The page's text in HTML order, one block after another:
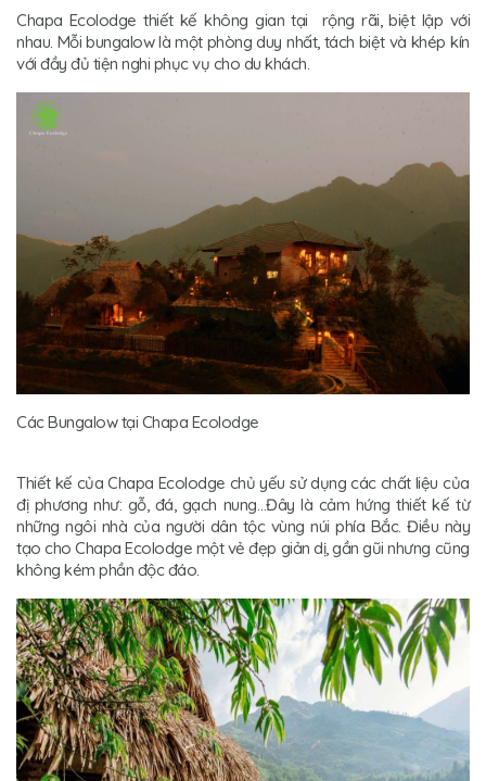
Chapa Ecolodge thiết kế không gian tại rộng rãi, biệt lập với
nhau. Mỗi bungalow là một phòng duy nhất, tách biệt và khép kín
với đầy đủ tiện nghi phục vụ cho du khách.
Các Bungalow tại Chapa Ecolodge
Thiết kế của Chapa Ecolodge chủ yếu sử dụng các chất liệu của
đị phương như: gỗ, đá, gạch nung…Đây là cảm hứng thiết kế từ
những ngôi nhà của người dân tộc vùng núi phía Bắc. Điều này
tạo cho Chapa Ecolodge một vẻ đẹp giản dị, gần gũi nhưng cũng
không kém phần độc đáo.